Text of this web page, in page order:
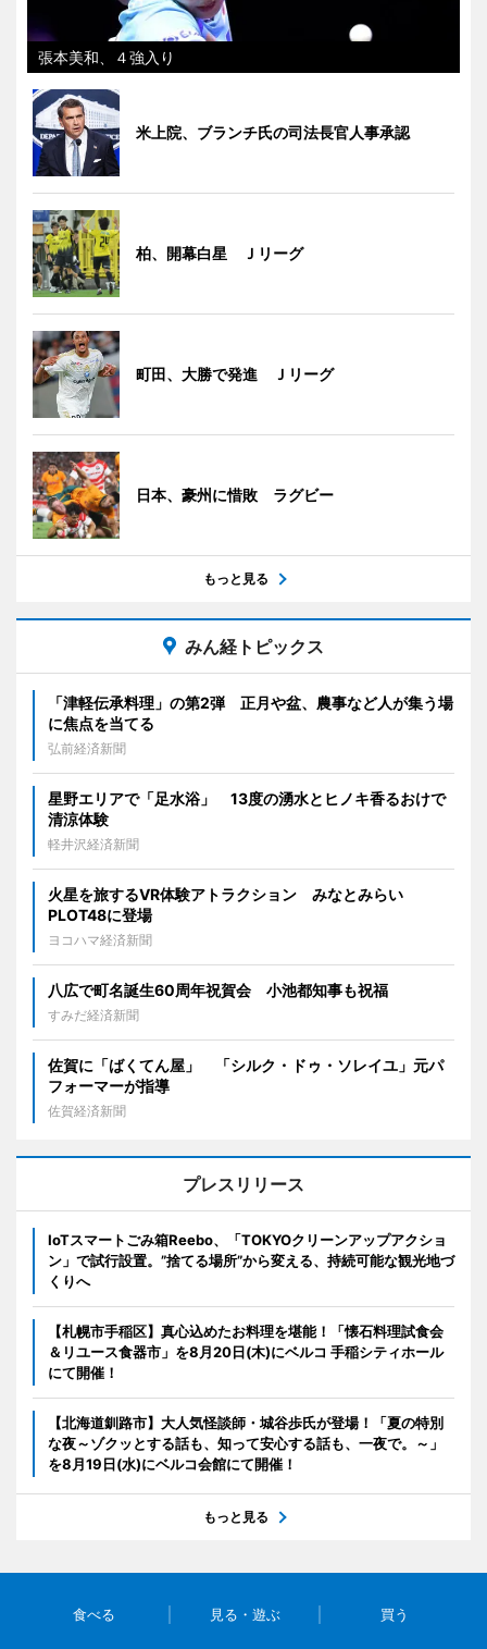
張本美和、４強入り
米上院、ブランチ氏の司法長官人事承認
柏、開幕白星 Ｊリーグ
町田、大勝で発進 Ｊリーグ
日本、豪州に惜敗 ラグビー
もっと見る
みん経トピックス
「津軽伝承料理」の第2弾 正月や盆、農事など人が集う場
に焦点を当てる
弘前経済新聞
星野エリアで「足水浴」 13度の湧水とヒノキ香るおけで
清涼体験
軽井沢経済新聞
火星を旅するVR体験アトラクション みなとみらい
PLOT48に登場
ヨコハマ経済新聞
八広で町名誕生60周年祝賀会 小池都知事も祝福
すみだ経済新聞
佐賀に「ばくてん屋」 「シルク・ドゥ・ソレイユ」元パ
フォーマーが指導
佐賀経済新聞
プレスリリース
IoTスマートごみ箱Reebo、「TOKYOクリーンアップアクショ
ン」で試行設置。”捨てる場所”から変える、持続可能な観光地づ
くりへ
【札幌市手稲区】真心込めたお料理を堪能！「懐石料理試食会
＆リユース食器市」を8月20日(木)にベルコ 手稲シティホール
にて開催！
【北海道釧路市】大人気怪談師・城谷歩氏が登場！「夏の特別
な夜～ゾクッとする話も、知って安心する話も、一夜で。～」
を8月19日(水)にベルコ会館にて開催！
もっと見る
食べる 見る・遊ぶ 買う